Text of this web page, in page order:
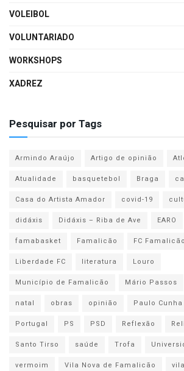
VOLEIBOL
VOLUNTARIADO
WORKSHOPS
XADREZ
Pesquisar por Tags
Armindo Araújo Artigo de opinião
Atualidade
basquetebol Braga
Casa do Artista Amador
covid-19
didáxis
Didáxis – Riba de Ave EARO
famabasket
Famalicão FC Famalicão
Liberdade FC
literatura
Louro
Município de Famalicão
Mário Passos
natal
obras opinião Paulo Cunha
Portugal
PS PSD Reflexão
Santo Tirso
saúde Trofa
vermoim
Vila Nova de Famalicão